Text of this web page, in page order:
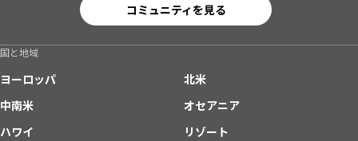
コミュニティを見る
国と地域
ヨーロッパ
北米
中南米
オセアニア
ハワイ
リゾート